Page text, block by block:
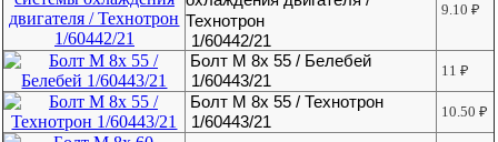
Технотрон
1/60442/21
9.10₽
Болт М 8х 55 / Белебей
1/60443/21
11₽
Болт М 8х 55 / Технотрон
1/60443/21
10.50₽